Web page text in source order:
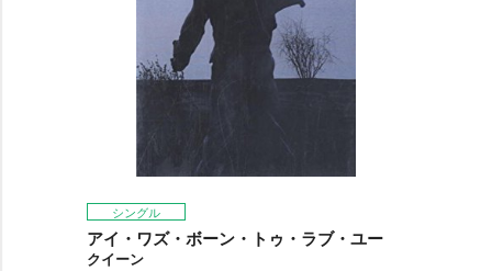
シングル
アイ・ワズ・ボーン・トゥ・ラブ・ユー
クイーン